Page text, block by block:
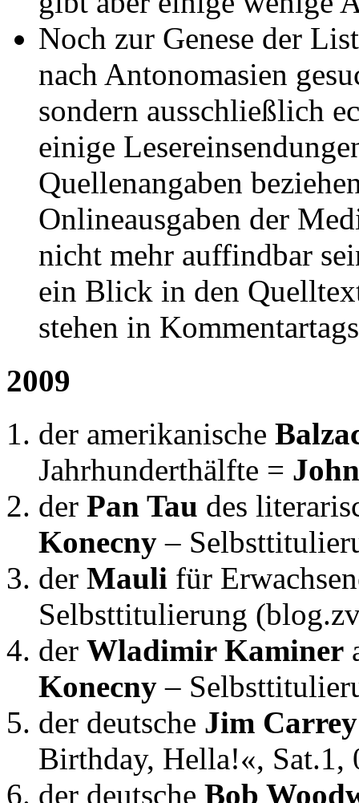
Noch zur Genese der
nach Antonomasien
sondern ausschließlich
einige
Quellenangaben
Onlineausgaben der
nicht mehr auffindbar
ein Blick in den
stehen in
2009
der amerikanische
Jahrhunderthälfte =
der Pan Tau des
Konecny –
der Mauli für
Selbsttitulierung
der Wladimir Kaminer
Konecny –
der deutsche Jim Carrey
Birthday, Hella!«, Sat.1,
der deutsche Bob